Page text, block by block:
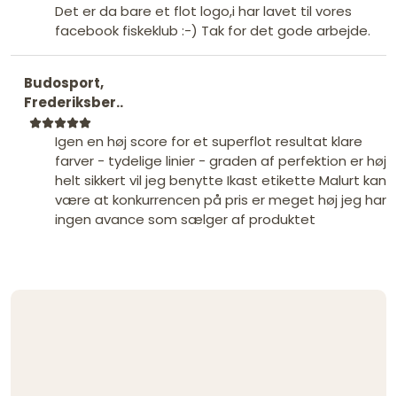
Det er da bare et flot logo,i har lavet til vores
facebook fiskeklub :-) Tak for det gode arbejde.
Budosport,
Frederiksber..
Igen en høj score for et superflot resultat klare
farver - tydelige linier - graden af perfektion er høj
helt sikkert vil jeg benytte Ikast etikette Malurt kan
være at konkurrencen på pris er meget høj jeg har
ingen avance som sælger af produktet